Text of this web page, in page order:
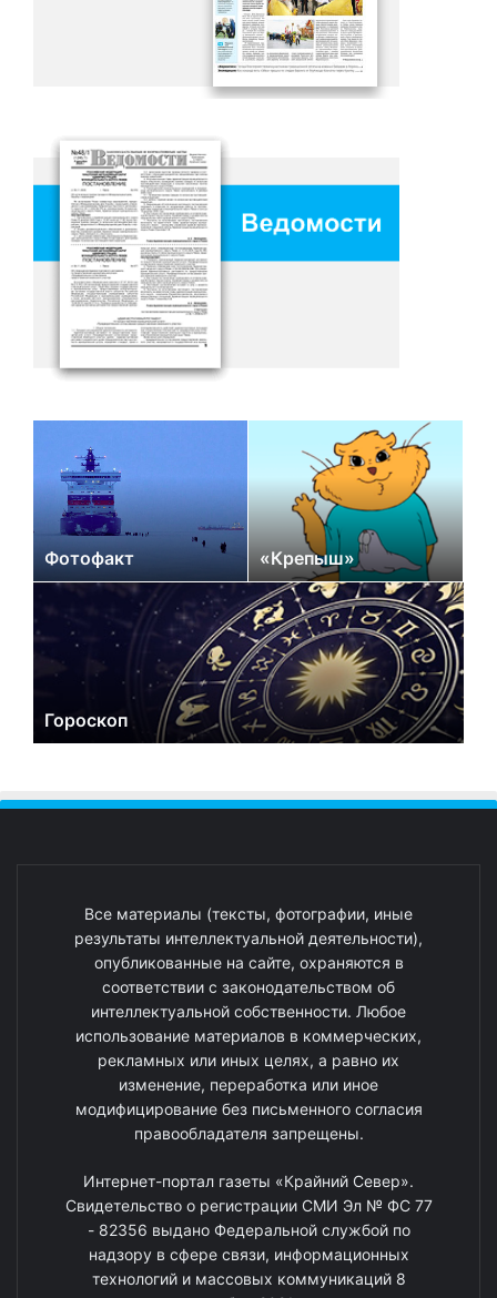
Фотофакт «Крепыш»
Гороскоп
Все материалы (тексты, фотографии, иные
результаты интеллектуальной деятельности),
опубликованные на сайте, охраняются в
соответствии с законодательством об
интеллектуальной собственности. Любое
использование материалов в коммерческих,
рекламных или иных целях, а равно их
изменение, переработка или иное
модифицирование без письменного согласия
правообладателя запрещены.
Интернет-портал газеты «Крайний Север».
Свидетельство о регистрации СМИ Эл № ФС 77
- 82356 выдано Федеральной службой по
надзору в сфере связи, информационных
технологий и массовых коммуникаций 8